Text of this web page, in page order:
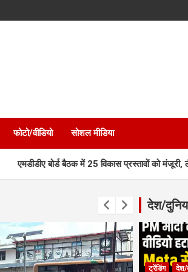
फोटो/वीडियो सोशल मीडिया
बैठक में 25 विकास प्रस्तावों को मंजूरी, लैंड पूलिंग,
देश/
ट्रेंडिंग देश/